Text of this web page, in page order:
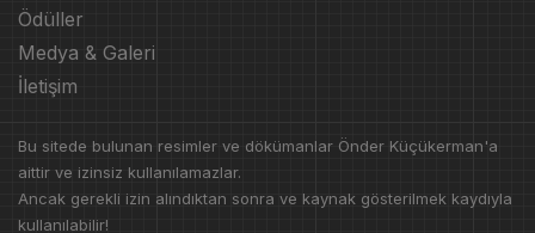
Ödüller
Medya & Galeri
İletişim
Bu sitede bulunan resimler ve dökümanlar Önder Küçükerman'a
aittir ve izinsiz kullanılamazlar.
Ancak gerekli izin alındıktan sonra ve kaynak gösterilmek kaydıyla
kullanılabilir!